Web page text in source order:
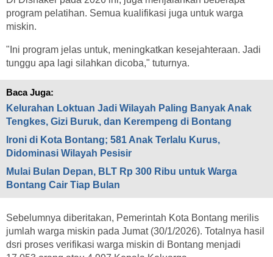
program pelatihan. Semua kualifikasi juga untuk warga
miskin.
"Ini program jelas untuk, meningkatkan kesejahteraan. Jadi
tunggu apa lagi silahkan dicoba," tuturnya.
Baca Juga:
Kelurahan Loktuan Jadi Wilayah Paling Banyak Anak
Tengkes, Gizi Buruk, dan Kerempeng di Bontang
Ironi di Kota Bontang; 581 Anak Terlalu Kurus,
Didominasi Wilayah Pesisir
Mulai Bulan Depan, BLT Rp 300 Ribu untuk Warga
Bontang Cair Tiap Bulan
Sebelumnya diberitakan, Pemerintah Kota Bontang merilis
jumlah warga miskin pada Jumat (30/1/2026). Totalnya hasil
dsri proses verifikasi warga miskin di Bontang menjadi